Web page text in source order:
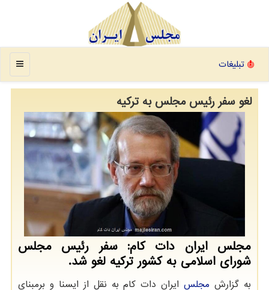
منو تبلیغات
لغو سفر رئیس مجلس به تركیه
مجلس ایران دات كام: سفر رئیس مجلس
شورای اسلامی به كشور تركیه لغو شد.
به گزارش مجلسایران دات كام به نقل از ایسنا و برمبنای